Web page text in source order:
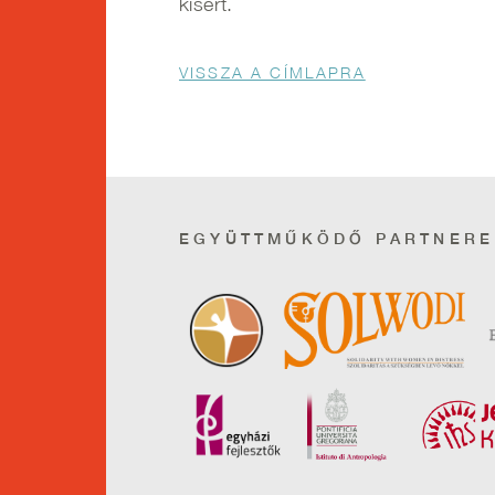
Morzsa
VISSZA A CÍMLAPRA
EGYÜTTMŰKÖDŐ